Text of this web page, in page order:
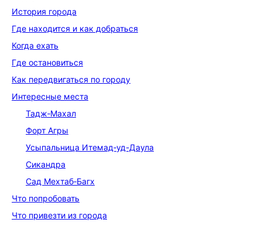
История города
Где находится и как добраться
Когда ехать
Где остановиться
Как передвигаться по городу
Интересные места
Тадж‑Махал
Форт Агры
Усыпальница Итемад‑уд-Даула
Сикандра
Сад Мехтаб‑Багх
Что попробовать
Что привезти из города